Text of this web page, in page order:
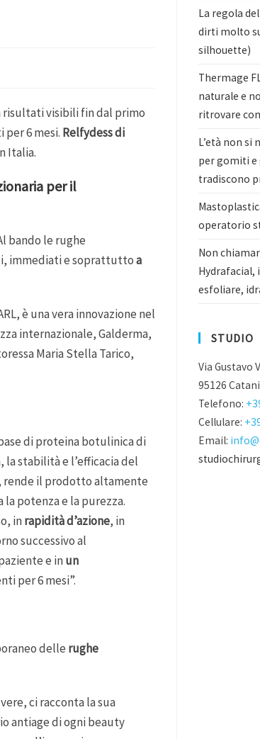
risultati visibili fin dal primo
6 mesi. Relfydess di
Italia.
per il
bando le rughe
immediati e soprattuttoa
è una vera innovazione nel
internazionale, Galderma,
Maria Stella Tarico,
di proteina botulinica di
la stabilità e l’efficacia del
rende il prodotto altamente
potenza e la purezza.
inrapidità d’azione, in
successivo al
e inun
per 6 mesi”.
delle rughe
ci racconta la sua
antiage di ogni beauty
La regola
dirti molto
silhouette)
Thermage
naturale e
ritrovare
L’età non si
per gomiti e
tradiscono
operatorio
Non
esfoliare,
STUDIO
Via Gustavo
95126
Telefono:
Cellulare:
Email: